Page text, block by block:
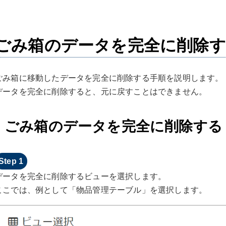
み箱のデータを完全に削除
み箱に移動したデータを完全に削除する手順を説明します。
ータを完全に削除すると、元に戻すことはできません。
ごみ箱のデータを完全に削除する
ータを完全に削除するビューを選択します。
こでは、例として「物品管理テーブル」を選択します。